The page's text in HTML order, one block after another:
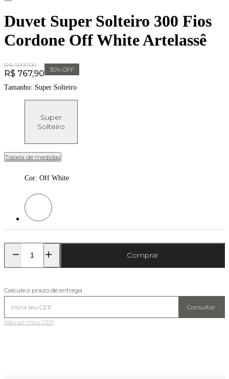
Duvet Super Solteiro 300 Fios
Cordone Off White Artelassê
Original Price:
R$ 1.097,00
Price:
R$ 767,90 30% OFF
Tamanho: Super Solteiro
Super
Solteiro
Tabela de medidas
Cor: Off White
Cor: Off White
Comprar
Calcule o prazo de entrega
Consultar
Não sei meu CEP